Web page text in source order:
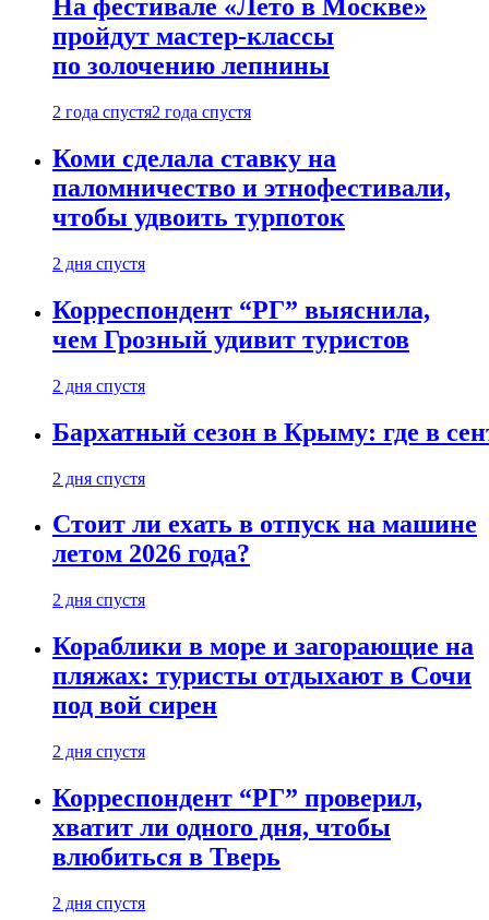
На фестивале «Лето в Москве»
пройдут мастер-классы
по золочению лепнины
2 года спустя2 года спустя
Коми сделала ставку на
паломничество и этнофестивали,
чтобы удвоить турпоток
2 дня спустя
Корреспондент “РГ” выяснила,
чем Грозный удивит туристов
2 дня спустя
Бархатный сезон в Крыму: где в
2 дня спустя
Стоит ли ехать в отпуск на машине
летом 2026 года?
2 дня спустя
Кораблики в море и загорающие на
пляжах: туристы отдыхают в Сочи
под вой сирен
2 дня спустя
Корреспондент “РГ” проверил,
хватит ли одного дня, чтобы
влюбиться в Тверь
2 дня спустя